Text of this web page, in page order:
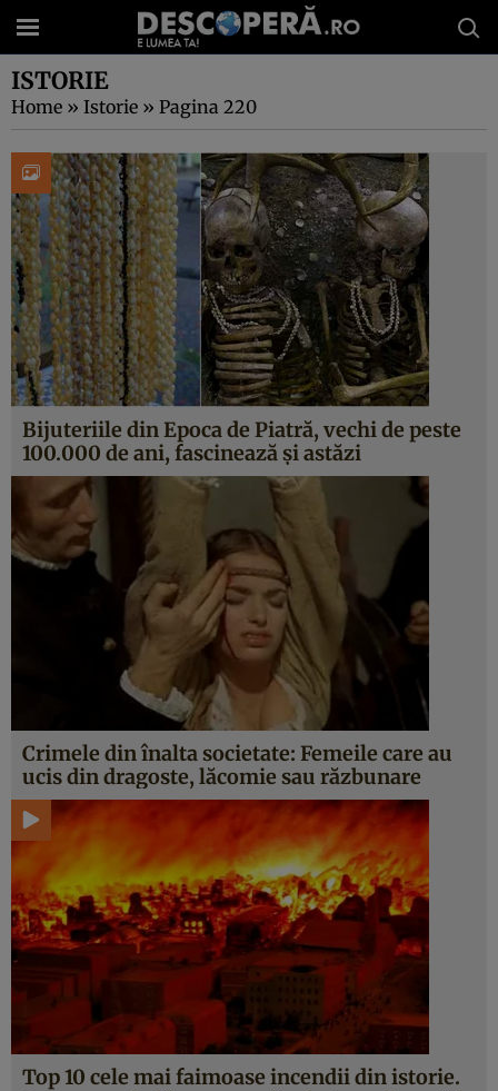
ISTORIE
Home » Istorie » Pagina 220
Bijuteriile din Epoca de Piatră, vechi de peste
100.000 de ani, fascinează şi astăzi
Crimele din înalta societate: Femeile care au
ucis din dragoste, lăcomie sau răzbunare
Top 10 cele mai faimoase incendii din istorie.